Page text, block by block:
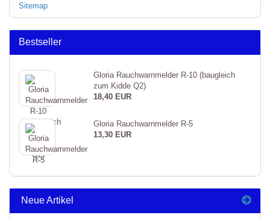
Sitemap
Bestseller
Gloria Rauchwarnmelder R-10 (baugleich
zum Kidde Q2)
18,40 EUR
Gloria Rauchwarnmelder R-5
13,30 EUR
Neue Artikel